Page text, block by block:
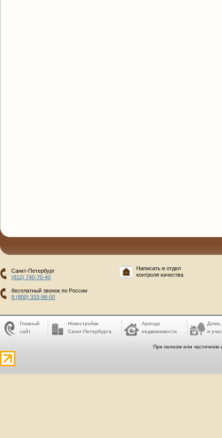
Санкт-Петербург
(812) 740-70-40
бесплатный звонок по России
8 (800) 333-98-00
Написать в отдел
контроля качества
Главный
сайт
Новостройки
Санкт-Петербурга
Аренда
недвижимости
Дома,
и
При полном или частичном